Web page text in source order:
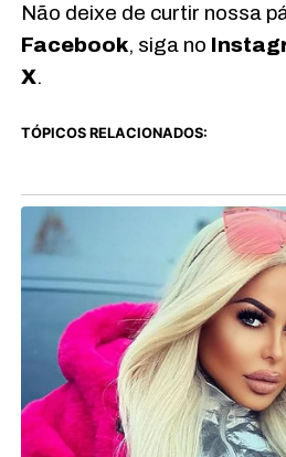
Não deixe de curtir nossa
Facebook, siga no
X.
TÓPICOS RELACIONADOS: